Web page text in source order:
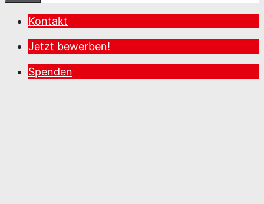
Schließen
Kontakt
Jetzt bewerben!
Spenden